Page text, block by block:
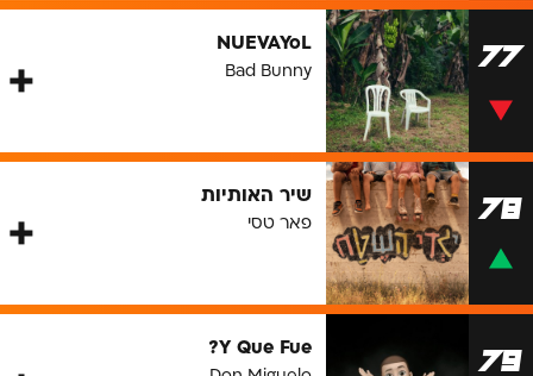
77
NUEVAYoL
Bad Bunny
78 שיר האותיות
פאר טסי
79
Y Que Fue?